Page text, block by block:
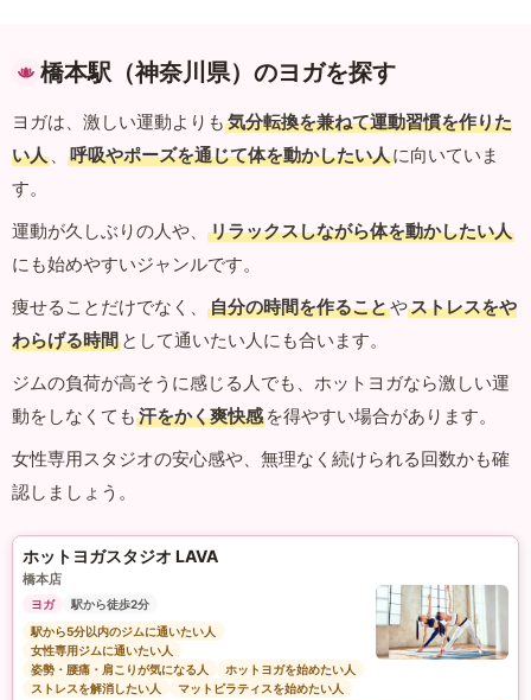
橋本駅（神奈川県）のヨガを探す
ヨガは、激しい運動よりも 気分転換を兼ねて運動習慣を作りた
い人 、 呼吸やポーズを通じて体を動かしたい人に向いていま
す。
運動が久しぶりの人や、
リラックスしながら体を動かしたい人
にも始めやすいジャンルです。
痩せることだけでなく、
自分の時間を作ることやストレスをや
わらげる時間 として通いたい人にも合います。
ジムの負荷が高そうに感じる人でも、ホットヨガなら激しい運
動をしなくても 汗をかく爽快感 を得やすい場合があります。
女性専用スタジオの安心感や、無理なく続けられる回数かも確
認しましょう。
ホットヨガスタジオ LAVA
橋本店
ヨガ
駅から徒歩2分
駅から5分以内のジムに通いたい人
女性専用ジムに通いたい人
姿勢・腰痛・肩こりが気になる人
ホットヨガを始めたい人
ストレスを解消したい人
マットピラティスを始めたい人